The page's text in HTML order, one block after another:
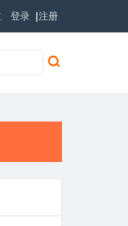
登录 注册